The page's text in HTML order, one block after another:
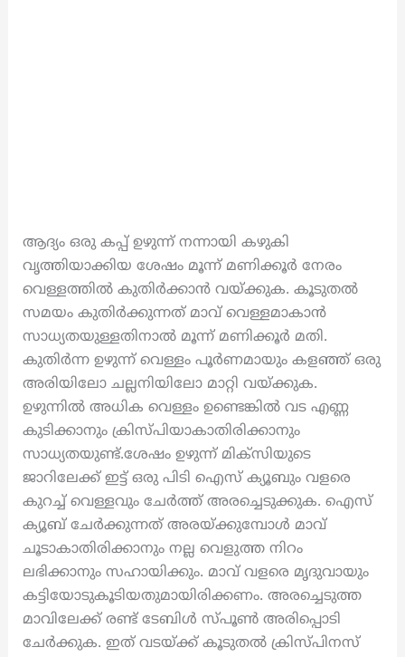
ആദ്യം ഒരു കപ്പ് ഉഴുന്ന് നന്നായി കഴുകി
വൃത്തിയാക്കിയ ശേഷം മൂന്ന് മണിക്കൂർ നേരം
വെള്ളത്തിൽ കുതിർക്കാൻ വയ്ക്കുക. കൂടുതൽ
സമയം കുതിർക്കുന്നത് മാവ് വെള്ളമാകാൻ
സാധ്യതയുള്ളതിനാൽ മൂന്ന് മണിക്കൂർ മതി.
കുതിർന്ന ഉഴുന്ന് വെള്ളം പൂർണമായും കളഞ്ഞ് ഒരു
അരിയിലോ ചല്ലനിയിലോ മാറ്റി വയ്ക്കുക.
ഉഴുന്നിൽ അധിക വെള്ളം ഉണ്ടെങ്കിൽ വട എണ്ണ
കുടിക്കാനും ക്രിസ്പിയാകാതിരിക്കാനും
സാധ്യതയുണ്ട്.ശേഷം ഉഴുന്ന് മിക്സിയുടെ
ജാറിലേക്ക് ഇട്ട് ഒരു പിടി ഐസ് ക്യൂബും വളരെ
കുറച്ച് വെള്ളവും ചേർത്ത് അരച്ചെടുക്കുക. ഐസ്
ക്യൂബ് ചേർക്കുന്നത് അരയ്ക്കുമ്പോൾ മാവ്
ചൂടാകാതിരിക്കാനും നല്ല വെളുത്ത നിറം
ലഭിക്കാനും സഹായിക്കും. മാവ് വളരെ മൃദുവായും
കട്ടിയോടുകൂടിയതുമായിരിക്കണം. അരച്ചെടുത്ത
മാവിലേക്ക് രണ്ട് ടേബിൾ സ്പൂൺ അരിപ്പൊടി
ചേർക്കുക. ഇത് വടയ്ക്ക് കൂടുതൽ ക്രിസ്പിനസ്